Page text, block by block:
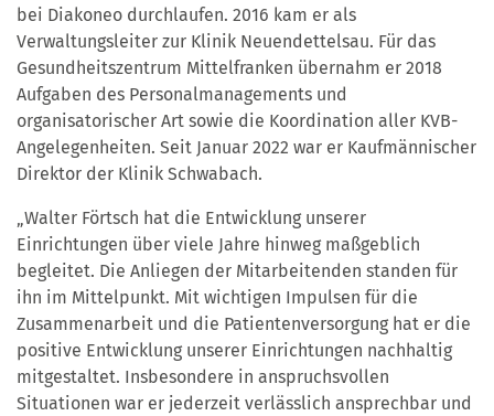
bei Diakoneo durchlaufen. 2016 kam er als
Verwaltungsleiter zur Klinik Neuendettelsau. Für das
Gesundheitszentrum Mittelfranken übernahm er 2018
Aufgaben des Personalmanagements und
organisatorischer Art sowie die Koordination aller KVB-
Angelegenheiten. Seit Januar 2022 war er Kaufmännischer
Direktor der Klinik Schwabach.
„Walter Förtsch hat die Entwicklung unserer
Einrichtungen über viele Jahre hinweg maßgeblich
begleitet. Die Anliegen der Mitarbeitenden standen für
ihn im Mittelpunkt. Mit wichtigen Impulsen für die
Zusammenarbeit und die Patientenversorgung hat er die
positive Entwicklung unserer Einrichtungen nachhaltig
mitgestaltet. Insbesondere in anspruchsvollen
Situationen war er jederzeit verlässlich ansprechbar und